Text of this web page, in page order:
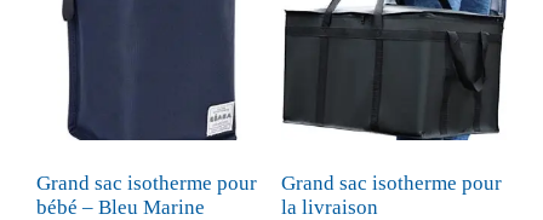
Grand sac isotherme pour
bébé – Bleu Marine
Grand sac isotherme pour
la livraison